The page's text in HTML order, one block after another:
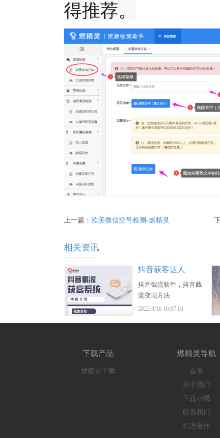
得推荐。
上一篇： 欧美微信空号检测-燃精灵
相关资讯
抖音获客达人
抖音截流软件，抖音截
流变现方法
2022/3/16 10:07:01
下载产品
燃精灵下载
燃精灵导航
首页
关于我们
下载小燃
联系我们
代理合作